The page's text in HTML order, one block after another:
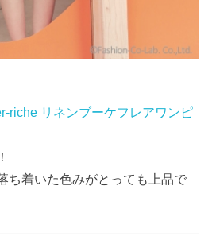
riche リネンブーケフレアワンピ
ち着いた色みがとっても上品で